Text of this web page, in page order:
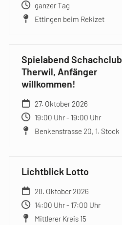
ganzer Tag
Ettingen beim Rekizet
Spielabend Schachclub
Therwil, Anfänger
willkommen!
27. Oktober 2026
19:00 Uhr - 19:00 Uhr
Benkenstrasse 20, 1. Stock
Lichtblick Lotto
28. Oktober 2026
14:00 Uhr - 17:00 Uhr
Mittlerer Kreis 15